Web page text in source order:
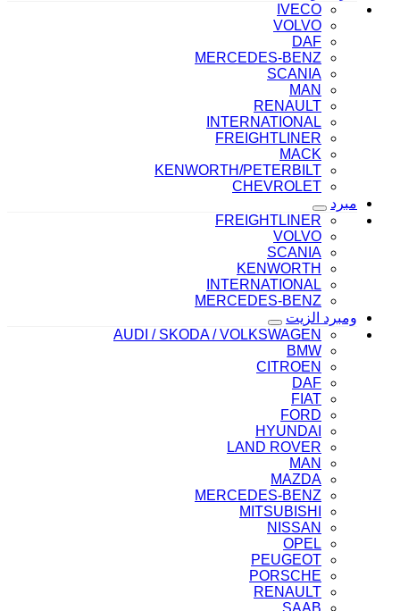
IVECO
VOLVO
DAF
MERCEDES-BENZ
SCANIA
MAN
RENAULT
INTERNATIONAL
FREIGHTLINER
MACK
KENWORTH/PETERBILT
CHEVROLET
مبرد
FREIGHTLINER
VOLVO
SCANIA
KENWORTH
INTERNATIONAL
MERCEDES-BENZ
ومبرد الزيت
AUDI / SKODA / VOLKSWAGEN
BMW
CITROEN
DAF
FIAT
FORD
HYUNDAI
LAND ROVER
MAN
MAZDA
MERCEDES-BENZ
MITSUBISHI
NISSAN
OPEL
PEUGEOT
PORSCHE
RENAULT
SAAB